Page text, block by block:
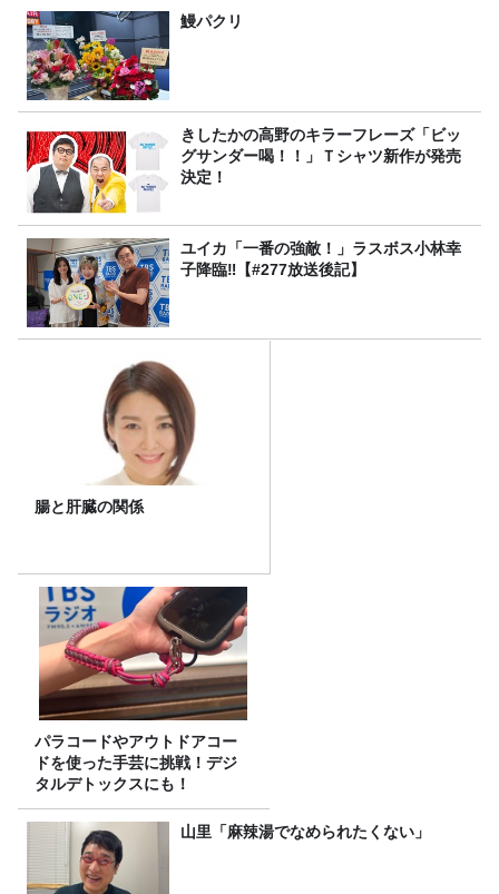
鰻パクリ
きしたかの高野のキラーフレーズ「ビッ
グサンダー喝！！」Ｔシャツ新作が発売
決定！
ユイカ「一番の強敵！」ラスボス小林幸
子降臨‼【#277放送後記】
腸と肝臓の関係
パラコードやアウトドアコー
ドを使った手芸に挑戦！デジ
タルデトックスにも！
山里「麻辣湯でなめられたくない」